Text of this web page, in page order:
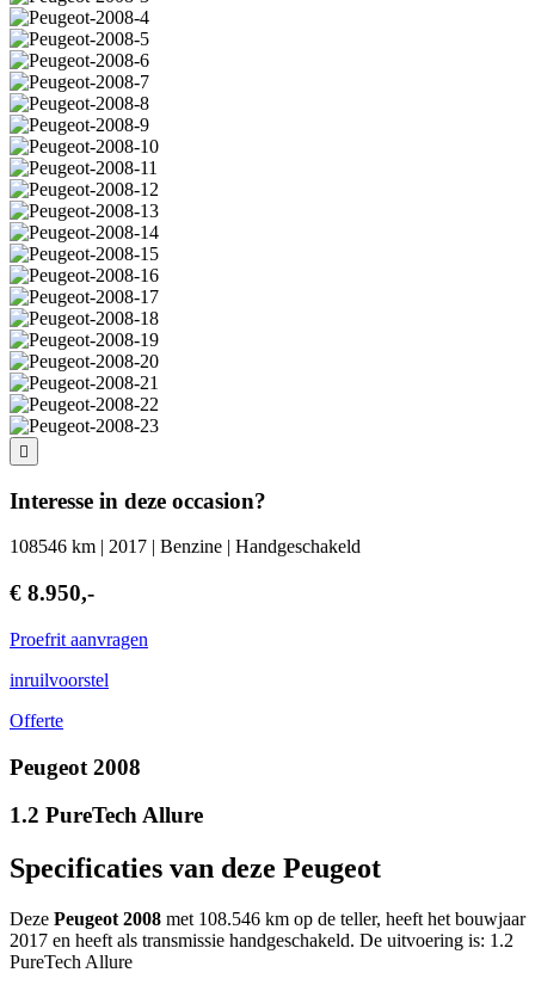
Interesse in deze occasion?
108546 km | 2017 | Benzine | Handgeschakeld
€ 8.950,-
Proefrit aanvragen
inruilvoorstel
Offerte
Peugeot 2008
1.2 PureTech Allure
Specificaties van deze Peugeot
Deze Peugeot 2008 met 108.546 km op de teller, heeft het bouwjaar
2017 en heeft als transmissie handgeschakeld. De uitvoering is: 1.2
PureTech Allure